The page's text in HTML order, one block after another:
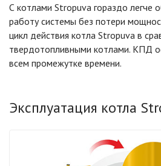
С котлами Stropuva гораздо легче
работу системы без потери
цикл действия котла Stropuva в
твердотопливными котлами. КПД
всем промежутке времени.
Эксплуатация котла